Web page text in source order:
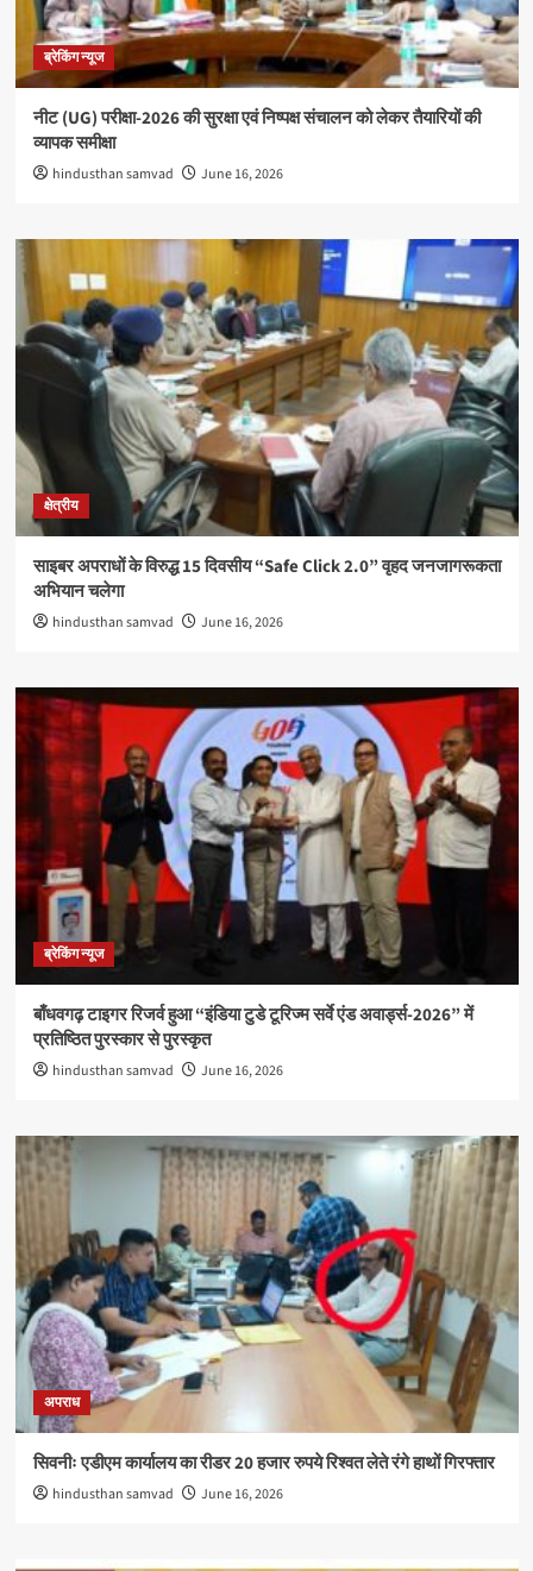
ब्रेकिंग न्यूज
नीट (UG) परीक्षा-2026 की सुरक्षा एवं निष्पक्ष संचालन को लेकर तैयारियों की
व्यापक समीक्षा
hindusthan samvad June 16, 2026
क्षेत्रीय
साइबर अपराधों के विरुद्ध 15 दिवसीय “Safe Click 2.0” वृहद जनजागरूकता
अभियान चलेगा
hindusthan samvad June 16, 2026
ब्रेकिंग न्यूज
बाँधवगढ़ टाइगर रिजर्व हुआ “इंडिया टुडे टूरिज्म सर्वे एंड अवार्ड्स-2026” में
प्रतिष्ठित पुरस्कार से पुरस्कृत
hindusthan samvad June 16, 2026
अपराध
सिवनीः एडीएम कार्यालय का रीडर 20 हजार रुपये रिश्वत लेते रंगे हाथों गिरफ्तार
hindusthan samvad June 16, 2026